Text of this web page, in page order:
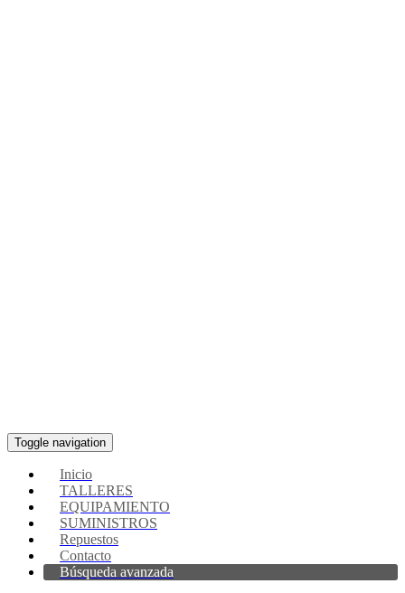
Toggle navigation
Inicio
TALLERES
EQUIPAMIENTO
SUMINISTROS
Repuestos
Contacto
Búsqueda avanzada